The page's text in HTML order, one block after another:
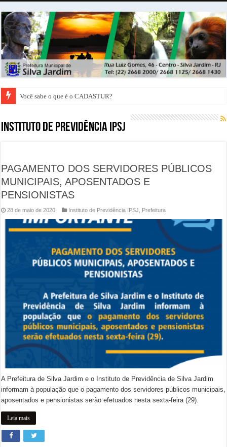
Você sabe o que é o CADASTUR?
Instituto de Previdência IPSJ
PAGAMENTO DOS SERVIDORES PÚBLICOS
MUNICIPAIS, APOSENTADOS E
PENSIONISTAS
28 de maio de 2020 Instituto de Previdência IPSJ Prefeitura
A Prefeitura de Silva Jardim e o Instituto de Previdência de Silva Jardim
informam à população que o pagamento dos servidores públicos municipais,
aposentados e pensionistas serão efetuados nesta sexta-feira (29).
Leia mais